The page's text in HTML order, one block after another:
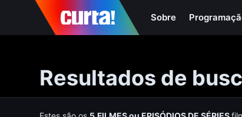
Sobre
Resultados de